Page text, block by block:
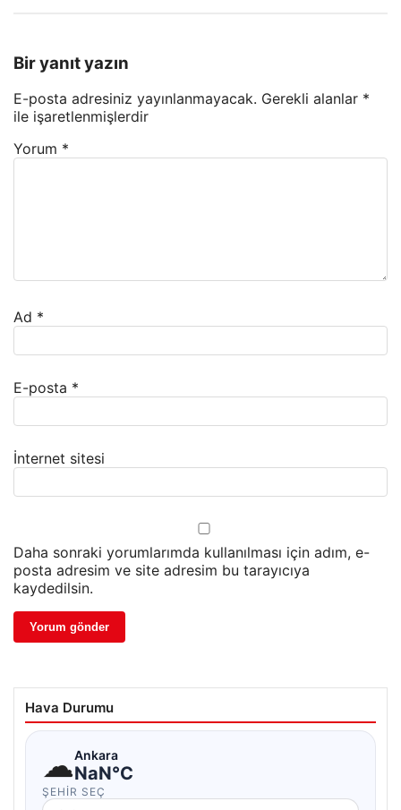
Bir yanıt yazın
E-posta adresiniz yayınlanmayacak. Gerekli alanlar *
ile işaretlenmişlerdir
Yorum *
Ad *
E-posta *
İnternet sitesi
Daha sonraki yorumlarımda kullanılması için adım, e-
posta adresim ve site adresim bu tarayıcıya
kaydedilsin.
Hava Durumu
☁Ankara
NaN°C
ŞEHIR SEÇ